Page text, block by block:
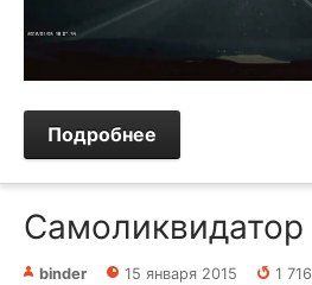
Подробнее
Самоликвидатор
binder 15 января 2015
1 716